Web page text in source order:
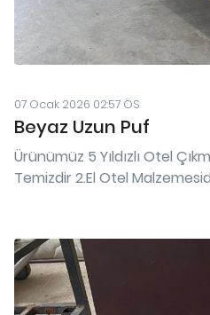
07 Ocak 2026 02:57 ÖS
Beyaz Uzun Puf
Ürünümüz 5 Yıldızlı Otel
Temizdir 2.El Otel